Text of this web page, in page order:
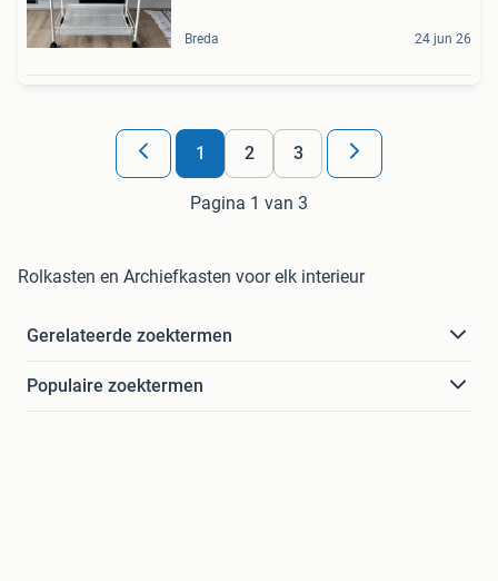
Breda 24 jun 26
1 2 3
Pagina 1 van 3
Rolkasten en Archiefkasten voor elk interieur
Gerelateerde zoektermen
Populaire zoektermen